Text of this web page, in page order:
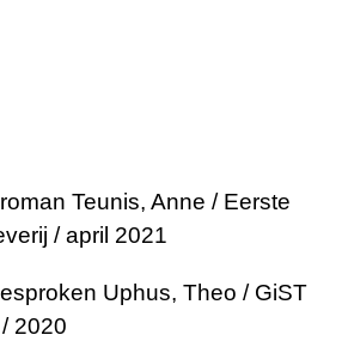
Teunis, Anne / Eerste
/ april 2021
Uphus, Theo / GiST
2020